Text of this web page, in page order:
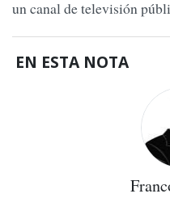
un canal de televisión
EN ESTA NOTA